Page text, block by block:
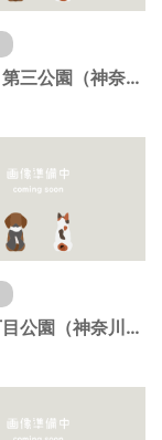
白旗廻り第三公園（神奈川県藤沢市）
本町四丁目公園（神奈川県藤沢市）